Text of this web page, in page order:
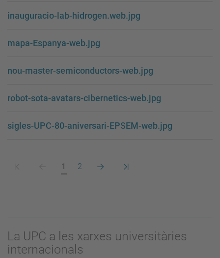
inauguracio-lab-hidrogen.web.jpg
mapa-Espanya-web.jpg
nou-master-semiconductors-web.jpg
robot-sota-avatars-cibernetics-web.jpg
sigles-UPC-80-aniversari-EPSEM-web.jpg
anterior
Pàgina
actual
1 Pàgina
2
Pàgina
Darrera
La UPC a les xarxes universitàries
internacionals